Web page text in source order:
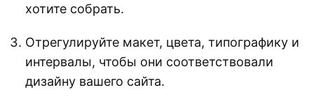
хотите собрать.
Отрегулируйте макет, цвета, типографику и
интервалы, чтобы они соответствовали
дизайну вашего сайта.